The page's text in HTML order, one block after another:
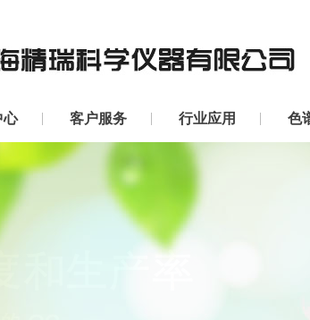
心 客户服务 行业应用 色